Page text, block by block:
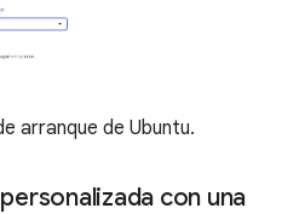
arranque de Ubuntu.
con una